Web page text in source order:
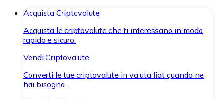
Acquista Criptovalute
Acquista le criptovalute che ti interessano in modo
rapido e sicuro.
Vendi Criptovalute
Converti le tue criptovalute in valuta fiat quando ne
hai bisogno.